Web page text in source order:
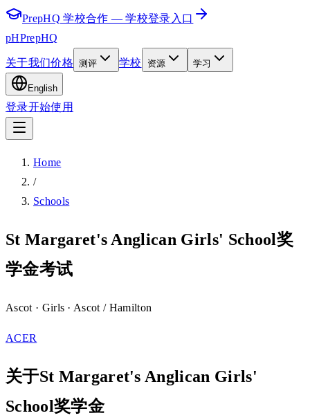
PrepHQ 学校合作 — 学校登录入口
pHPrepHQ
关于我们价格 测评 学校 资源 学习
English
登录开始使用
Home
/
Schools
St Margaret's Anglican Girls' School奖
学金考试
Ascot · Girls · Ascot / Hamilton
ACER
关于St Margaret's Anglican Girls'
School奖学金